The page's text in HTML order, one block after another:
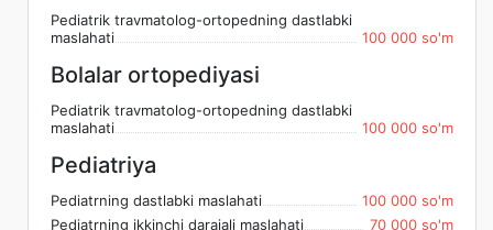
Pediatrik travmatolog-ortopedning dastlabki
maslahati
100 000 so'm
Bolalar ortopediyasi
Pediatrik travmatolog-ortopedning dastlabki
maslahati
100 000 so'm
Pediatriya
Pediatrning dastlabki maslahati
100 000 so'm
Pediatrning ikkinchi darajali maslahati
70 000 so'm